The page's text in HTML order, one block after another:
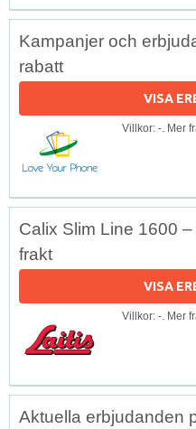
Kampanjer och
rabatt
VISA
Villkor: -. Mer
Calix Slim Line 1600
frakt
VISA
Villkor: -. Mer
Aktuella erbjudanden